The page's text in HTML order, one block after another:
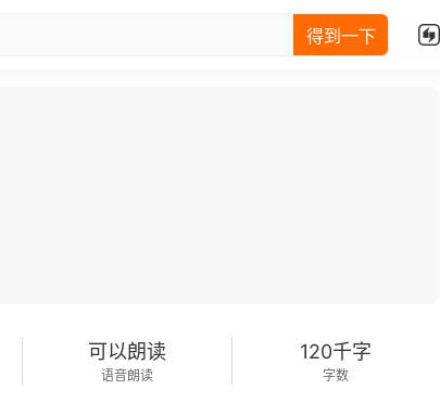
得到一下
可以朗读
语音朗读
120千字
字数